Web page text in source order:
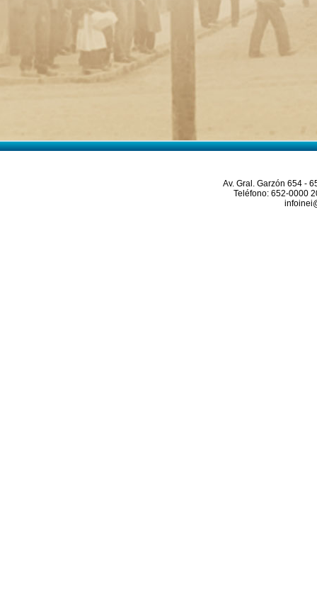
Av. Gral. Garzón 654 - 658,
Teléfono: 652-0000 203-